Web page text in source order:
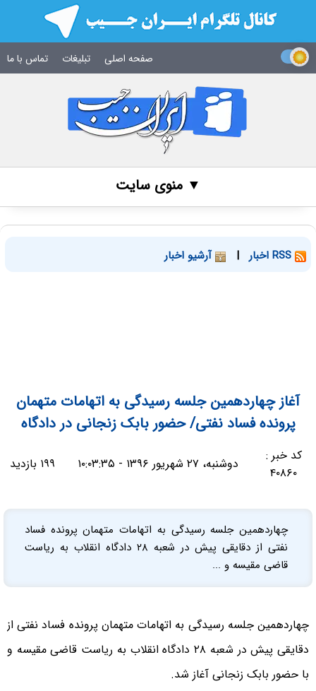
صفحه اصلی تبلیغات تماس با ما
▼ منوی سایت
| آرشیو اخبار
آغاز چهاردهمین جلسه رسیدگی به اتهامات متهمان
پرونده فساد نفتی/ حضور بابک زنجانی در دادگاه
کد خبر :
۴۰۸۶۰
دوشنبه، ۲۷ شهریور ۱۳۹۶ - ۱۰:۰۳:۳۵ ۱۹۹ بازدید
چهاردهمین جلسه رسیدگی به اتهامات متهمان پرونده فساد
نفتی از دقایقی پیش در شعبه ۲۸ دادگاه انقلاب به ریاست
قاضی مقیسه و ...
چهاردهمین جلسه رسیدگی به اتهامات متهمان پرونده فساد نفتی از
دقایقی پیش در شعبه ۲۸ دادگاه انقلاب به ریاست قاضی مقیسه و
با حضور بابک زنجانی آغاز شد.